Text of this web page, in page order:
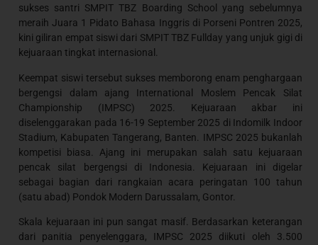
sukses santri SMPIT TBZ Boarding School yang sebelumnya
meraih Juara 1 Pidato Bahasa Inggris di Porseni Pontren 2025,
kini giliran empat siswi dari SMPIT TBZ Fullday yang unjuk gigi di
kejuaraan tingkat internasional.
Keempat siswi tersebut sukses memborong enam penghargaan
bergengsi dalam ajang International Moslem Pencak Silat
Championship (IMPSC) 2025. Kejuaraan akbar ini
diselenggarakan pada 16-19 September 2025 di Indomilk Indoor
Stadium, Kabupaten Tangerang, Banten. IMPSC 2025 bukanlah
kompetisi biasa. Ajang ini merupakan salah satu kejuaraan
pencak silat bergengsi di Indonesia. Kejuaraan ini digelar
sebagai bagian dari rangkaian acara peringatan 100 tahun
(satu abad) Pondok Modern Darussalam, Gontor.
Skala kejuaraan ini pun sangat masif. Berdasarkan keterangan
dari panitia penyelenggara, IMPSC 2025 diikuti oleh 3.500